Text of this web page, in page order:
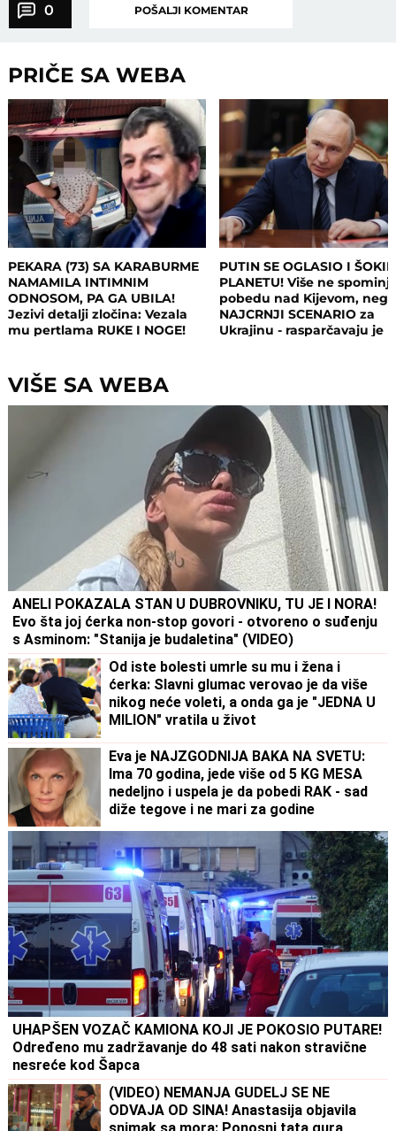
0 POŠALJI KOMENTAR
PRIČE SA WEBA
PEKARA (73) SA KARABURME
NAMAMILA INTIMNIM
ODNOSOM, PA GA UBILA!
Jezivi detalji zločina: Vezala
mu pertlama RUKE I NOGE!
PUTIN SE OGLASIO I
PLANETU! Više ne
pobedu nad Kijevom, nego
NAJCRNJI SCENARIO za
Ukrajinu - rasparčavaju je
VIŠE SA WEBA
ANELI POKAZALA STAN U DUBROVNIKU, TU JE I NORA!
Evo šta joj ćerka non-stop govori - otvoreno o suđenju
s Asminom: "Stanija je budaletina" (VIDEO)
Od iste bolesti umrle su mu i žena i
ćerka: Slavni glumac verovao je da više
nikog neće voleti, a onda ga je "JEDNA U
MILION" vratila u život
Eva je NAJZGODNIJA BAKA NA SVETU:
Ima 70 godina, jede više od 5 KG MESA
nedeljno i uspela je da pobedi RAK - sad
diže tegove i ne mari za godine
UHAPŠEN VOZAČ KAMIONA KOJI JE POKOSIO PUTARE!
Određeno mu zadržavanje do 48 sati nakon stravične
nesreće kod Šapca
(VIDEO) NEMANJA GUDELJ SE NE
ODVAJA OD SINA! Anastasija objavila